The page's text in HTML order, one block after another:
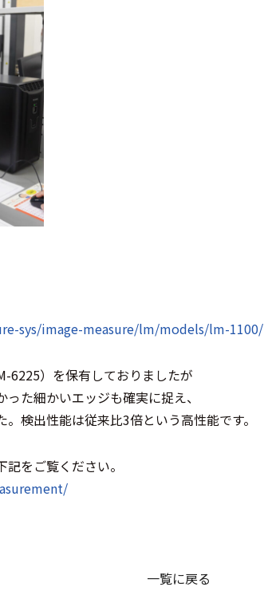
sys/image-measure/lm/models/lm-1100/
6225）を保有しておりましたが
た細かいエッジも確実に捉え、
検出性能は従来比3倍という高性能です。
をご覧ください。
一覧に戻る